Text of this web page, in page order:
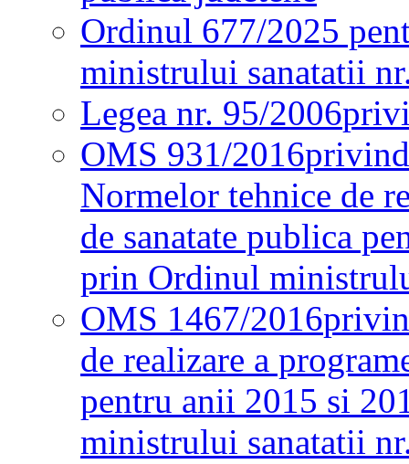
Ordinul 677/2025
ministrului sanatatii
Legea nr. 95/2006
OMS 931/2016
Normelor tehnice de
de sanatate publica
prin Ordinul
OMS 1467/2016
de realizare a
pentru anii 2015 si
ministrului sanatatii